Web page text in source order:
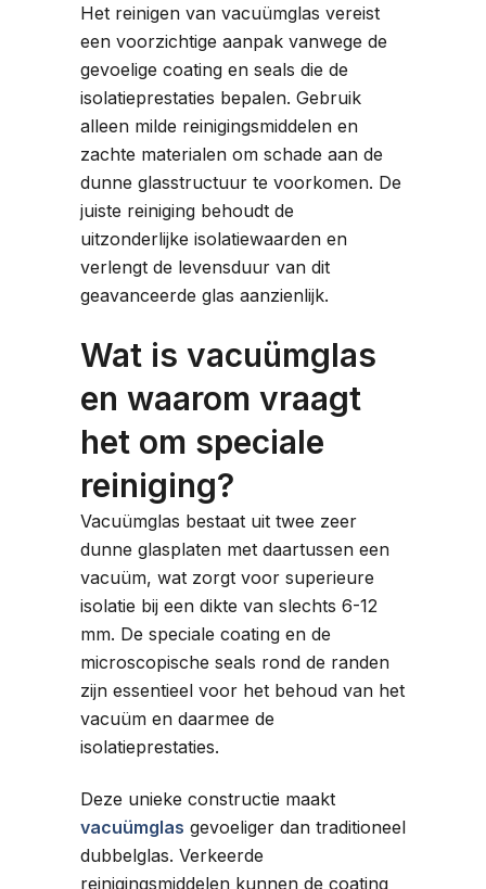
Het reinigen van vacuümglas vereist
een voorzichtige aanpak vanwege de
gevoelige coating en seals die de
isolatieprestaties bepalen. Gebruik
alleen milde reinigingsmiddelen en
zachte materialen om schade aan de
dunne glasstructuur te voorkomen. De
juiste reiniging behoudt de
uitzonderlijke isolatiewaarden en
verlengt de levensduur van dit
geavanceerde glas aanzienlijk.
Wat is vacuümglas
en waarom vraagt
het om speciale
reiniging?
Vacuümglas bestaat uit twee zeer
dunne glasplaten met daartussen een
vacuüm, wat zorgt voor superieure
isolatie bij een dikte van slechts 6-12
mm. De speciale coating en de
microscopische seals rond de randen
zijn essentieel voor het behoud van het
vacuüm en daarmee de
isolatieprestaties.
Deze unieke constructie maakt
vacuümglas gevoeliger dan traditioneel
dubbelglas. Verkeerde
reinigingsmiddelen kunnen de coating